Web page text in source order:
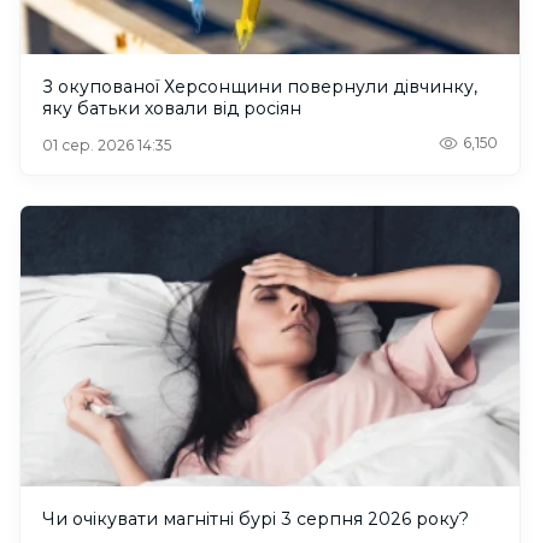
З окупованої Херсонщини повернули дівчинку,
яку батьки ховали від росіян
01 сер. 2026 14:35 6,150
Чи очікувати магнітні бурі 3 серпня 2026 року?